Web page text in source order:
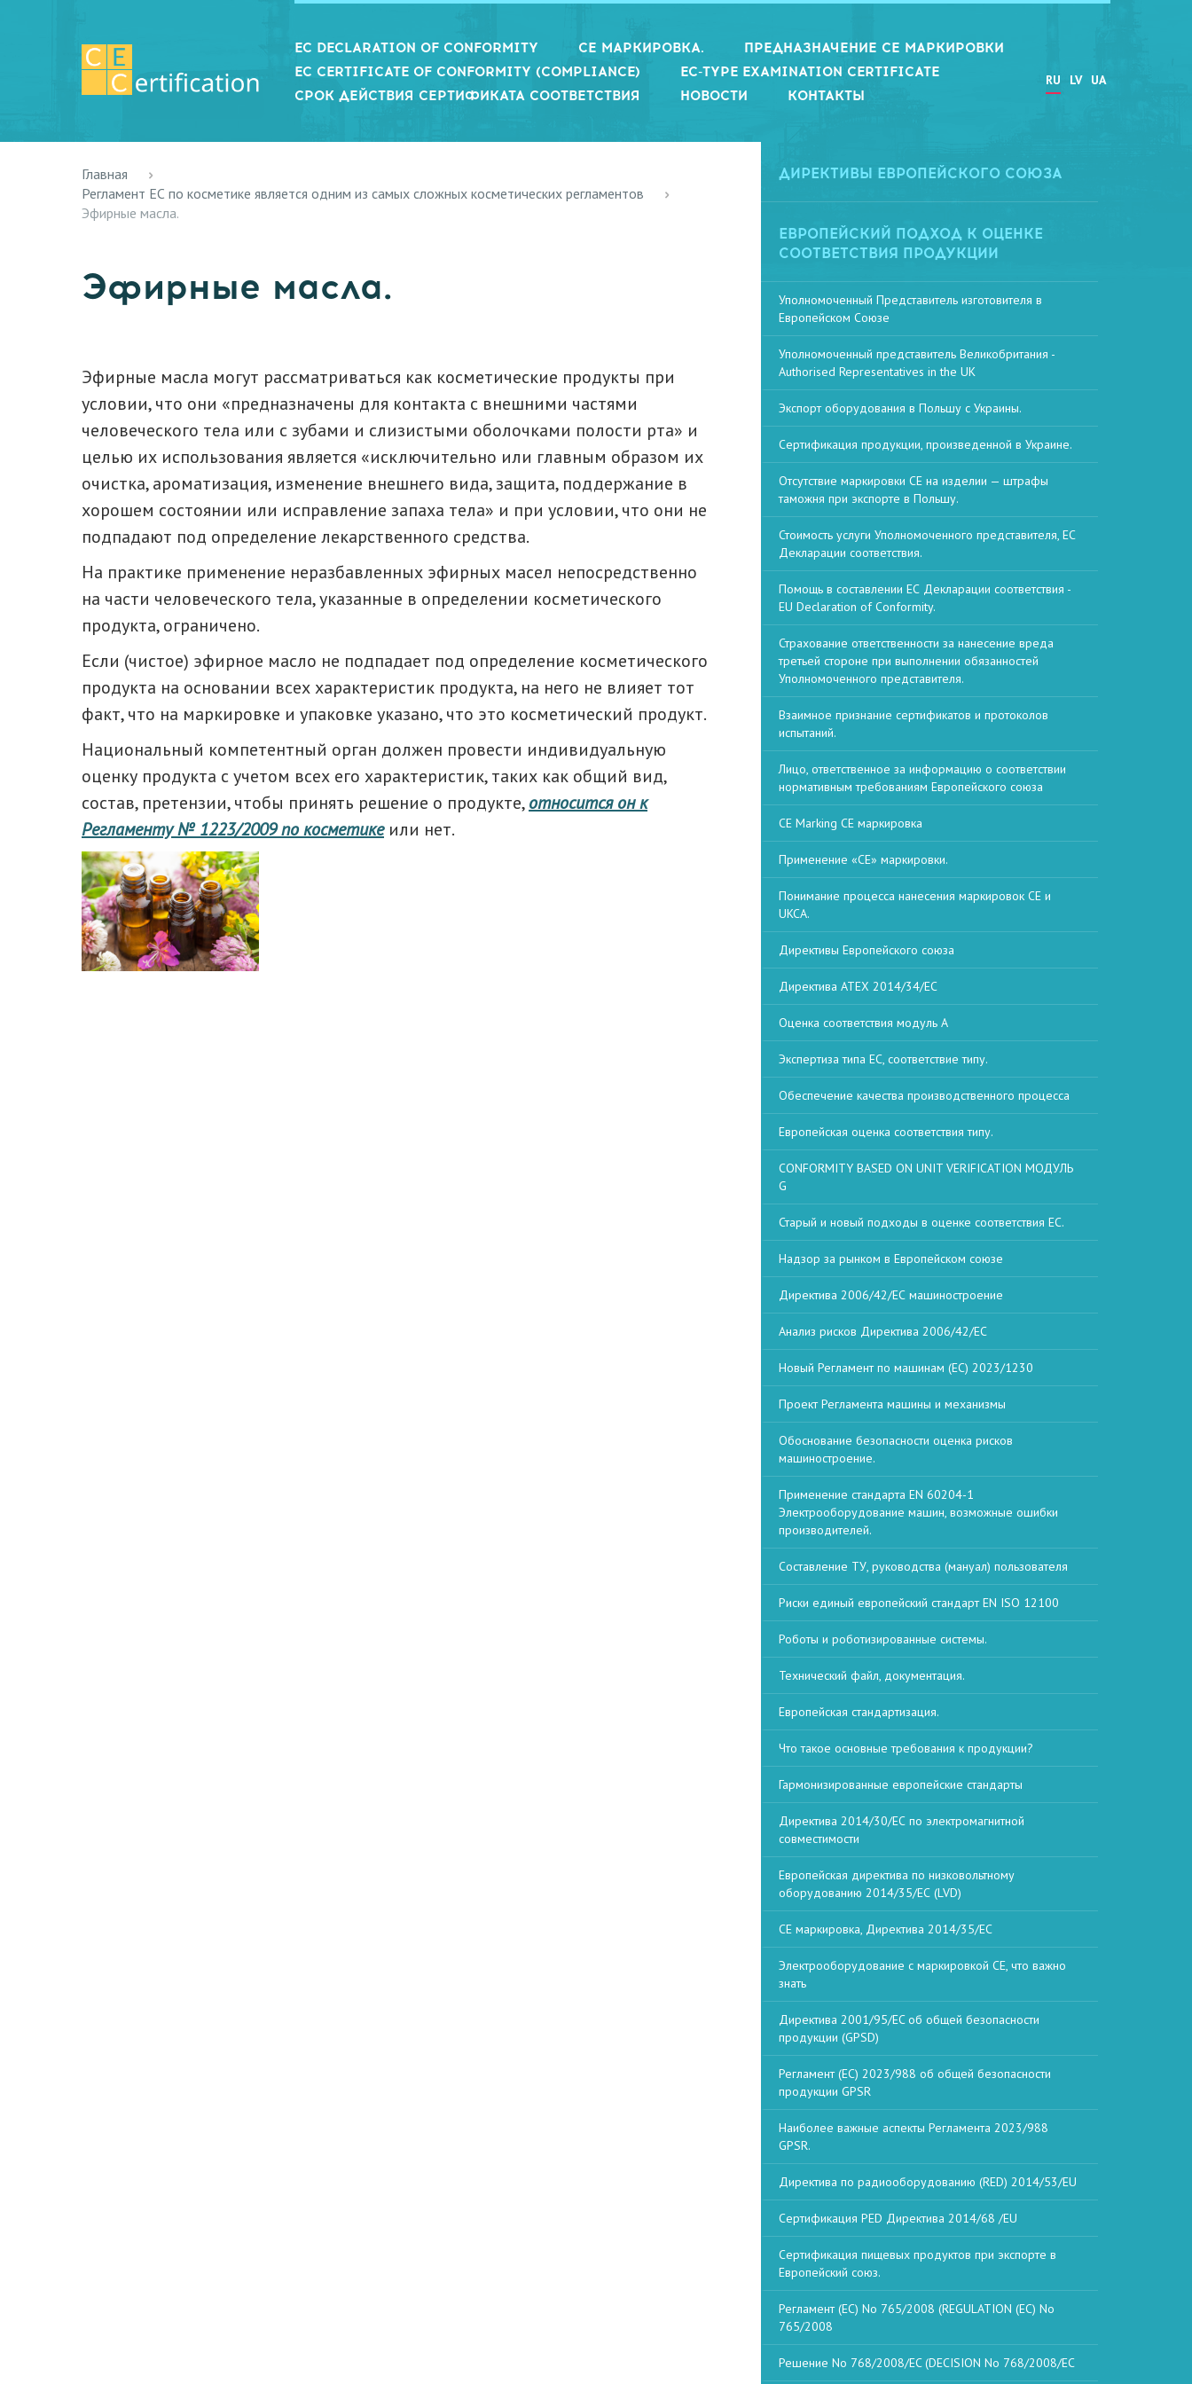
RU LV UA
EC DECLARATION OF CONFORMITY СЕ МАРКИРОВКА.
ПРЕДНАЗНАЧЕНИЕ СЕ МАРКИРОВКИ
EC CERTIFICATE OF CONFORMITY (COMPLIANCE)
EC-TYPE EXAMINATION CERTIFICATE
СРОК ДЕЙСТВИЯ СЕРТИФИКАТА СООТВЕТСТВИЯ
НОВОСТИ КОНТАКТЫ
Главная
Регламент ЕС по косметике является одним из самых сложных косметических регламентов
Эфирные масла.
Эфирные масла.
Эфирные масла могут рассматриваться как косметические продукты при
условии, что они «предназначены для контакта с внешними частями
человеческого тела или с зубами и слизистыми оболочками полости рта» и
целью их использования является «исключительно или главным образом их
очистка, ароматизация, изменение внешнего вида, защита, поддержание в
хорошем состоянии или исправление запаха тела» и при условии, что они не
подпадают под определение лекарственного средства.
На практике применение неразбавленных эфирных масел непосредственно
на части человеческого тела, указанные в определении косметического
продукта, ограничено.
Если (чистое) эфирное масло не подпадает под определение косметического
продукта на основании всех характеристик продукта, на него не влияет тот
факт, что на маркировке и упаковке указано, что это косметический продукт.
Национальный компетентный орган должен провести индивидуальную
оценку продукта с учетом всех его характеристик, таких как общий вид,
состав, претензии, чтобы принять решение о продукте,относится он к
Регламенту № 1223/2009 по косметикеили нет.
ДИРЕКТИВЫ ЕВРОПЕЙСКОГО СОЮЗА
ЕВРОПЕЙСКИЙ ПОДХОД К ОЦЕНКЕ
СООТВЕТСТВИЯ ПРОДУКЦИИ
Уполномоченный Представитель изготовителя в
Европейском Союзе
Уполномоченный представитель Великобритания -
Authorised Representatives in the UK
Экспорт оборудования в Польшу с Украины.
Сертификация продукции, произведенной в Украине.
Отсутствие маркировки CE на изделии — штрафы
таможня при экспорте в Польшу.
Стоимость услуги Уполномоченного представителя, ЕС
Декларации соответствия.
Помощь в составлении ЕС Декларации соответствия -
EU Declaration of Conformity.
Страхование ответственности за нанесение вреда
третьей стороне при выполнении обязанностей
Уполномоченного представителя.
Взаимное признание сертификатов и протоколов
испытаний.
Лицо, ответственное за информацию о соответствии
нормативным требованиям Европейского союза
CE Marking СЕ маркировка
Применение «CE» маркировки.
Понимание процесса нанесения маркировок CE и
UKCA.
Директивы Европейского союза
Директива ATEX 2014/34/ЕС
Оценка соответствия модуль А
Экспертиза типа ЕС, соответствие типу.
Обеспечение качества производственного процесса
Европейская оценка соответствия типу.
CONFORMITY BASED ON UNIT VERIFICATION МОДУЛЬ
G
Старый и новый подходы в оценке соответствия ЕС.
Надзор за рынком в Европейском союзе
Директива 2006/42/ЕС машиностроение
Анализ рисков Директива 2006/42/ЕС
Новый Регламент по машинам (ЕС) 2023/1230
Проект Регламента машины и механизмы
Обоснование безопасности оценка рисков
машиностроение.
Применение стандарта EN 60204-1
Электрооборудование машин, возможные ошибки
производителей.
Составление ТУ, руководства (мануал) пользователя
Риски единый европейский стандарт EN ISO 12100
Роботы и роботизированные системы.
Технический файл, документация.
Европейская стандартизация.
Что такое основные требования к продукции?
Гармонизированные европейские стандарты
Директива 2014/30/ЕС по электромагнитной
совместимости
Европейская директива по низковольтному
оборудованию 2014/35/ЕС (LVD)
СЕ маркировка, Директива 2014/35/ЕС
Электрооборудование с маркировкой CE, что важно
знать
Директива 2001/95/EC об общей безопасности
продукции (GPSD)
Регламент (ЕС) 2023/988 об общей безопасности
продукции GPSR
Наиболее важные аспекты Регламента 2023/988
GPSR.
Директива по радиооборудованию (RED) 2014/53/EU
Сертификация PED Директива 2014/68 /EU
Сертификация пищевых продуктов при экспорте в
Европейский союз.
Регламент (ЕС) No 765/2008 (REGULATION (EC) No
765/2008
Решение No 768/2008/EC (DECISION No 768/2008/EC